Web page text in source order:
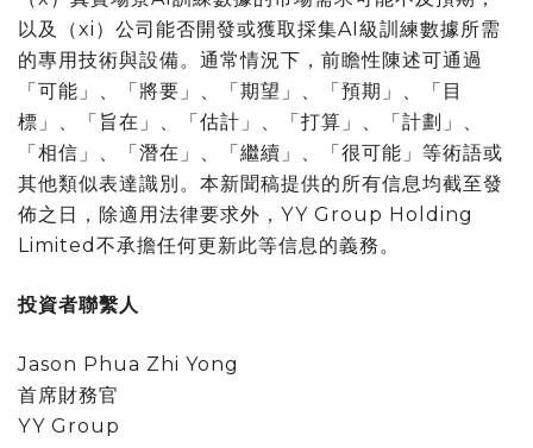
以及（xi）公司能否開發或獲取採集AI級訓練數據所需
的專用技術與設備。通常情況下，前瞻性陳述可通過
「可能」、「將要」、「期望」、「預期」、「目
標」、「旨在」、「估計」、「打算」、「計劃」、
「相信」、「潛在」、「繼續」、「很可能」等術語或
其他類似表達識別。本新聞稿提供的所有信息均截至發
佈之日，除適用法律要求外，YY Group Holding
Limited不承擔任何更新此等信息的義務。
投資者聯繫人
Jason Phua Zhi Yong
首席財務官
YY Group